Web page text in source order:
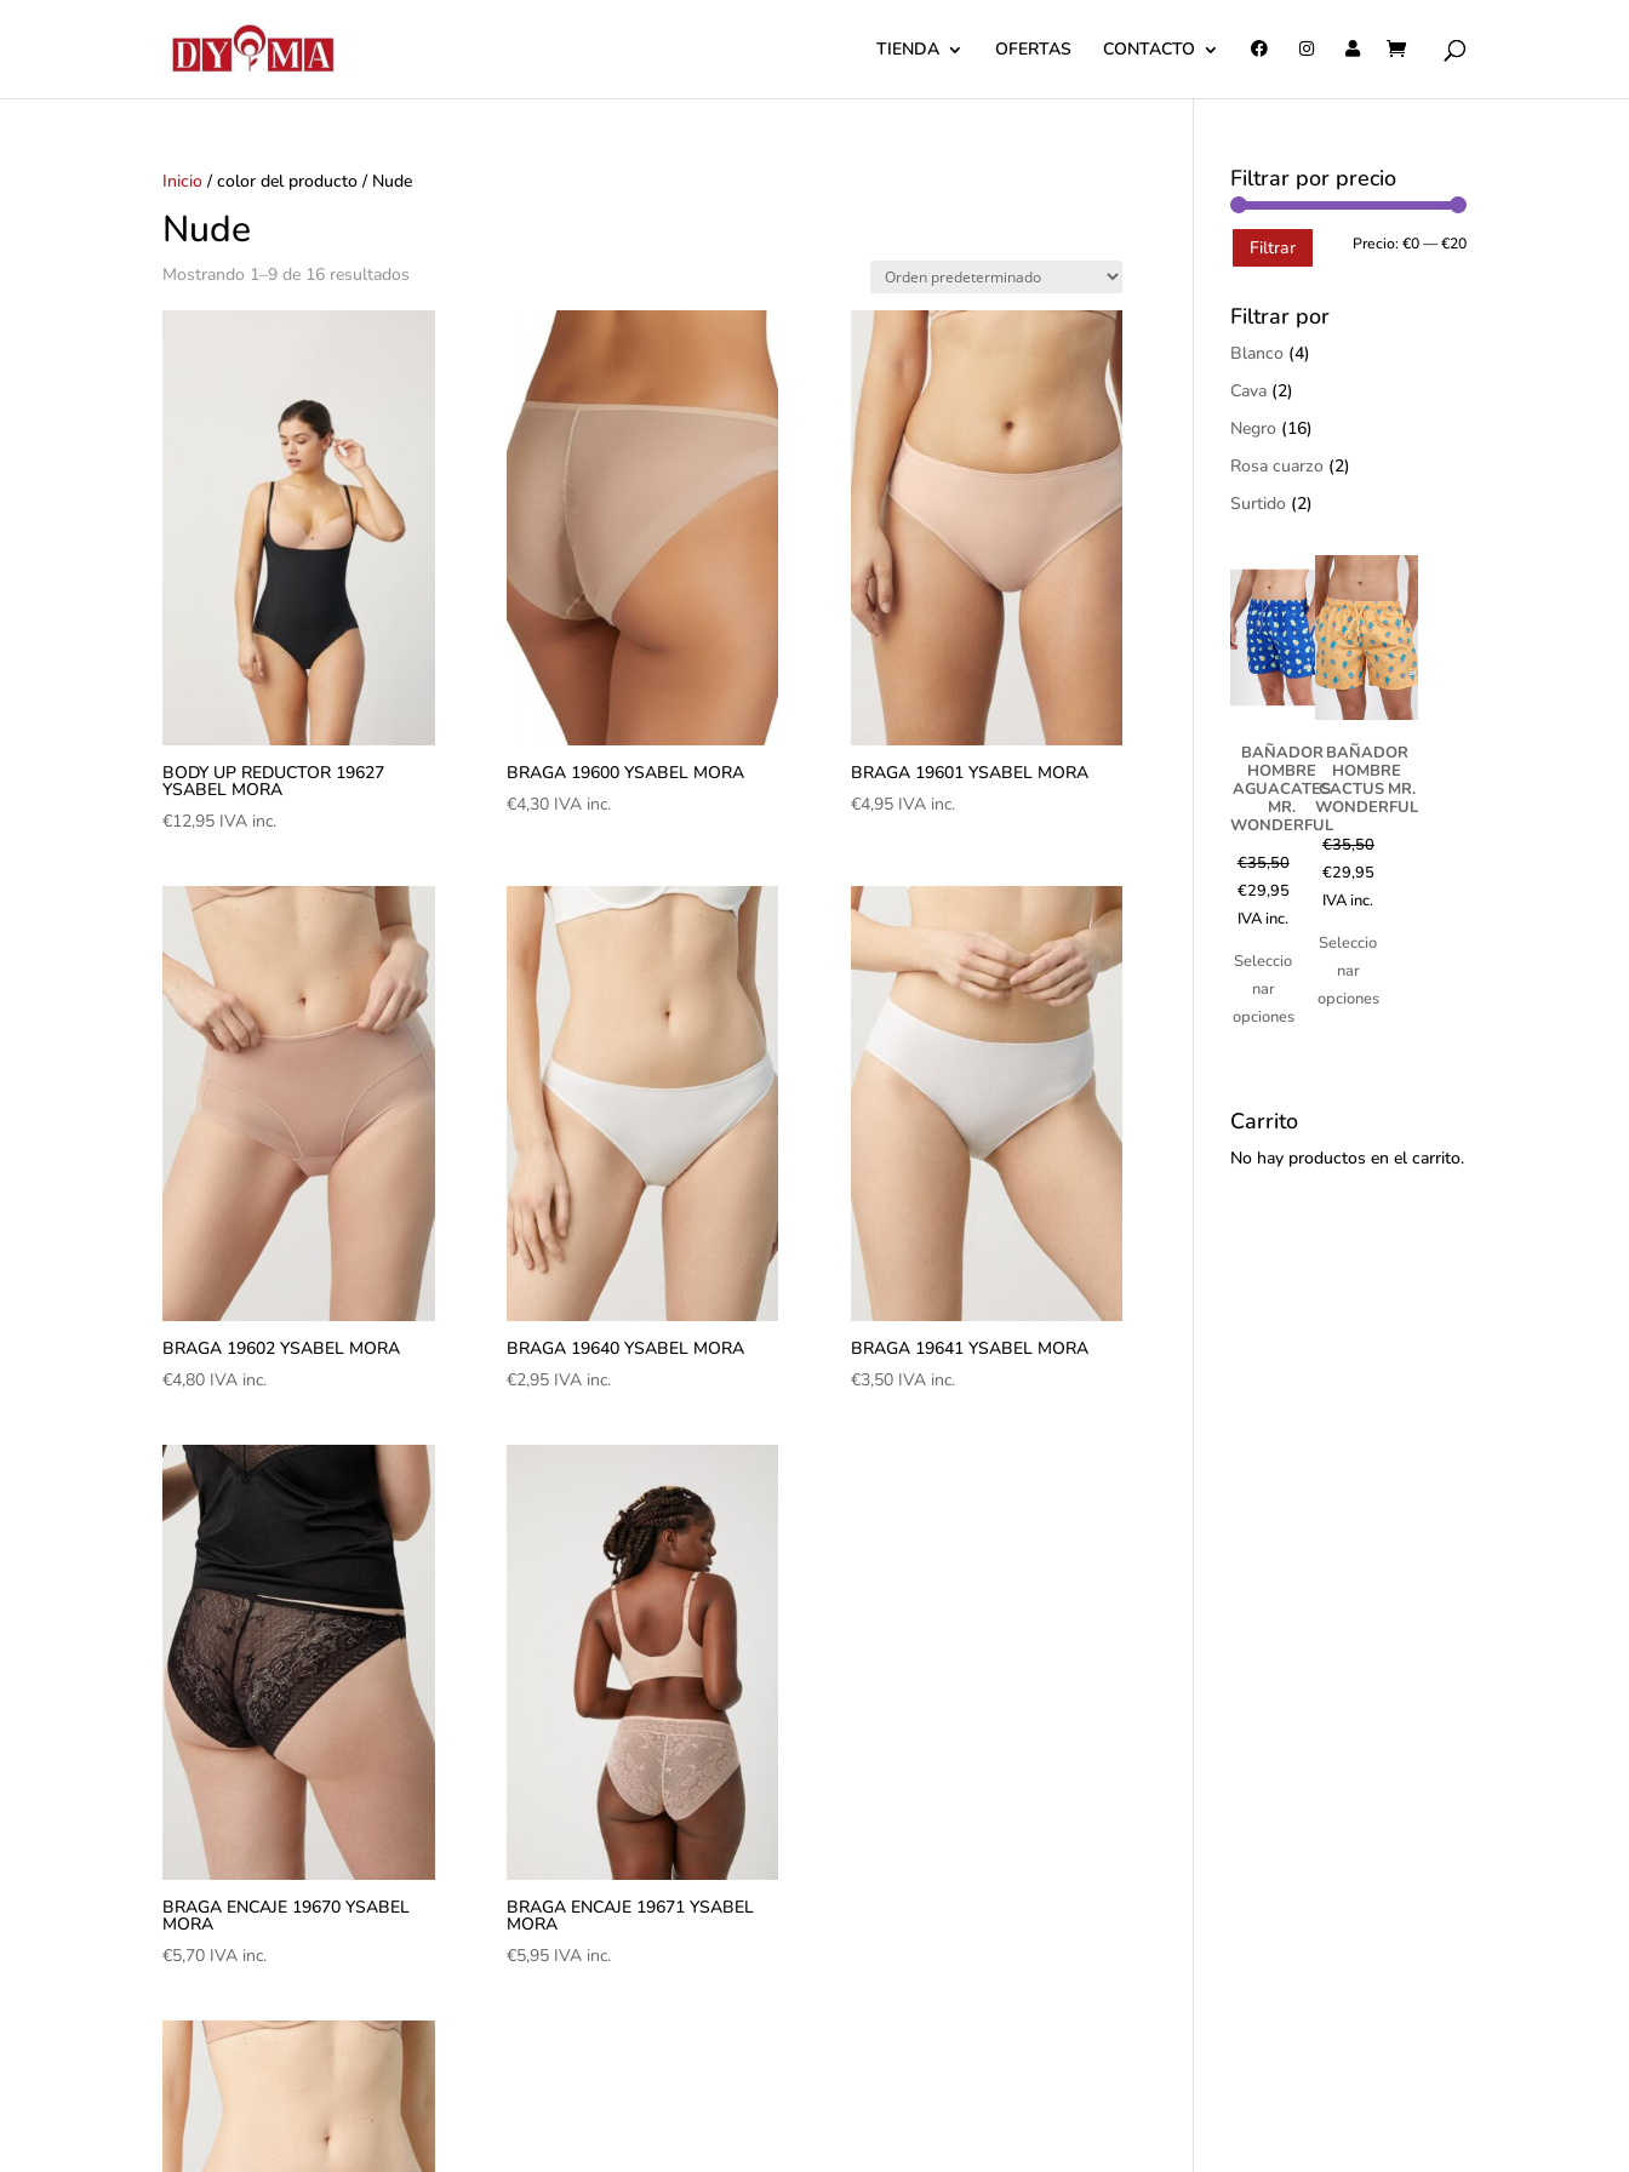
TIENDA OFERTAS CONTACTO
Inicio / color del producto / Nude
Nude
Mostrando 1–9 de 16 resultados
BODY UP REDUCTOR 19627
YSABEL MORA
€12,95 IVA inc.
BRAGA 19600 YSABEL MORA
€4,30 IVA inc.
BRAGA 19601 YSABEL MORA
€4,95 IVA inc.
BRAGA 19602 YSABEL MORA
€4,80 IVA inc.
BRAGA 19640 YSABEL MORA
€2,95 IVA inc.
BRAGA 19641 YSABEL MORA
€3,50 IVA inc.
BRAGA ENCAJE 19670 YSABEL
MORA
€5,70 IVA inc.
BRAGA ENCAJE 19671 YSABEL
MORA
€5,95 IVA inc.
Filtrar por precio
Filtrar Precio: €0—€20
Filtrar por
Blanco (4)
Cava (2)
Negro (16)
Rosa cuarzo (2)
Surtido (2)
BAÑADOR
HOMBRE
AGUACATES
MR.
WONDERFUL
€35,50
€29,95
IVA inc.
Seleccio
nar
opciones
BAÑADOR
HOMBRE
CACTUS MR.
WONDERFUL
€35,50
€29,95
IVA inc.
Seleccio
nar
opciones
Carrito
No hay productos en el carrito.